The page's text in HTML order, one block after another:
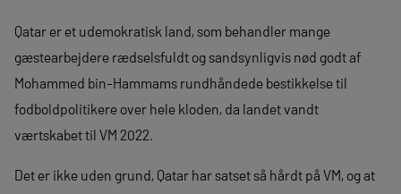
Qatar er et udemokratisk land, som behandler mange
gæstearbejdere rædselsfuldt og sandsynligvis nød godt af
Mohammed bin-Hammams rundhåndede bestikkelse til
fodboldpolitikere over hele kloden, da landet vandt
værtskabet til VM 2022.
Det er ikke uden grund, Qatar har satset så hårdt på VM, og at